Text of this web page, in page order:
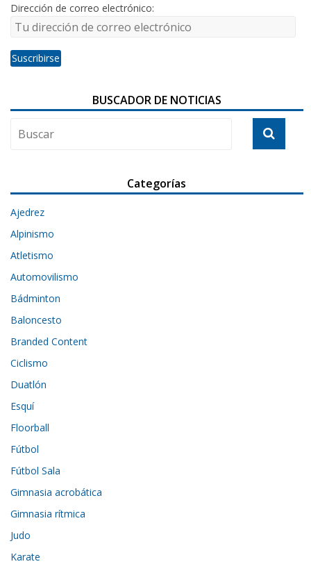
Dirección de correo electrónico:
BUSCADOR DE NOTICIAS
Categorías
Ajedrez
Alpinismo
Atletismo
Automovilismo
Bádminton
Baloncesto
Branded Content
Ciclismo
Duatlón
Esquí
Floorball
Fútbol
Fútbol Sala
Gimnasia acrobática
Gimnasia rítmica
Judo
Karate